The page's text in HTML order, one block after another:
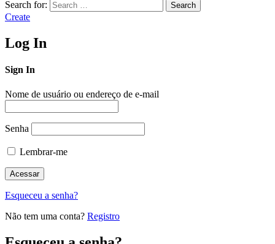
Search for: Search
Create
Log In
Sign In
Nome de usuário ou endereço de e-mail
Senha
Lembrar-me
Esqueceu a senha?
Não tem uma conta? Registro